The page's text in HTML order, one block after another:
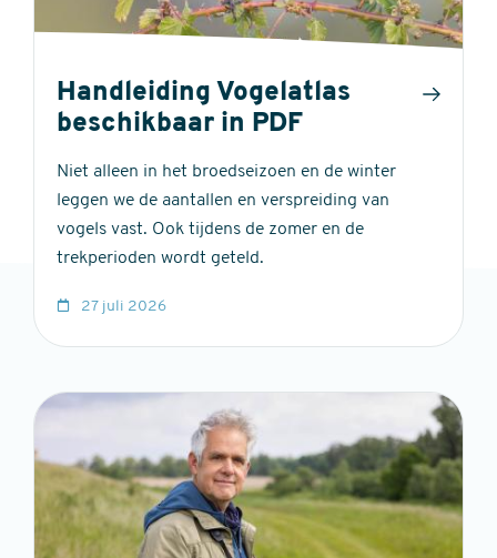
Handleiding Vogelatlas
beschikbaar in PDF
Niet alleen in het broedseizoen en de winter
leggen we de aantallen en verspreiding van
vogels vast. Ook tijdens de zomer en de
trekperioden wordt geteld.
27 juli 2026